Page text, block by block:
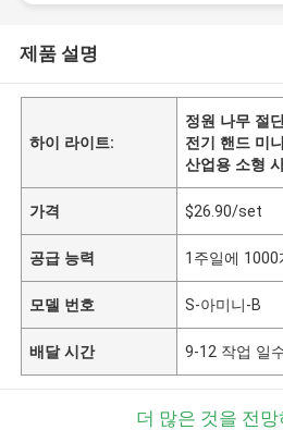
제품 설명
하이 라이트:
정원 나무 절
전기 핸드 미
산업용 소형
가격 $26.90/set
공급 능력 1주일에 1000
모델 번호 S-아미니-B
배달 시간 9-12 작업 일
더 많은 것을 전